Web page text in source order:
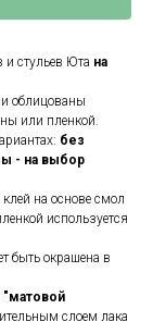
и стульев Юта на
облицованы
или пленкой.
без
- на выбор
на основе смол
используется
быть окрашена в
"матовой
слоем лака